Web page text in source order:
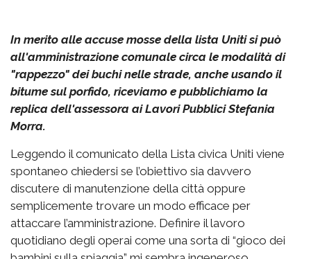
In merito alle accuse mosse della lista Uniti si può
all'amministrazione comunale circa le modalità di
"rappezzo" dei buchi nelle strade, anche usando il
bitume sul porfido, riceviamo e pubblichiamo la
replica dell'assessora ai Lavori Pubblici Stefania
Morra.
Leggendo il comunicato della Lista civica Uniti viene
spontaneo chiedersi se l’obiettivo sia davvero
discutere di manutenzione della città oppure
semplicemente trovare un modo efficace per
attaccare l’amministrazione. Definire il lavoro
quotidiano degli operai come una sorta di “gioco dei